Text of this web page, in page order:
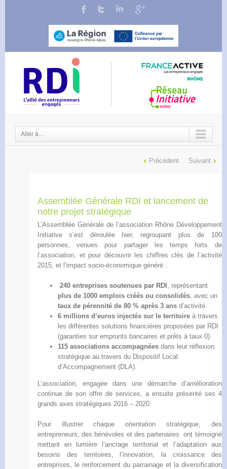
Aller à...
Précédent Suivant
Assemblée Générale RDI et lancement de
notre projet stratégique
L’Assemblée Générale de l’association Rhône Développement
Initiative s’est déroulée hier, regroupant plus de 100
personnes, venues pour partager les temps forts de
l’association, et pour découvrir les chiffres clés de l’activité
2015, et l’impact socio-économique généré :
240 entreprises soutenues par RDI , représentant
plus de 1000 emplois créés ou consolidés, avec un
taux de pérennité de 80 % après 3 ans d’activité.
6 millions d’euros injectés sur le territoire à travers
les différentes solutions financières proposées par RDI
(garanties sur emprunts bancaires et prêts à taux 0).
115 associations accompagnées dans leur réflexion
stratégique au travers du Dispositif Local
d’Accompagnement (DLA).
L’association, engagée dans une démarche d’amélioration
continue de son offre de services, a ensuite présenté ses 4
grands axes stratégiques 2016 – 2020.
Pour illustrer chaque orientation stratégique, des
entrepreneurs, des bénévoles et des partenaires ont témoigné
mettant en lumière l’ancrage territorial et l’adaptation aux
besoins des territoires, l’innovation, la croissance des
entreprises, le renforcement du parrainage et la diversification